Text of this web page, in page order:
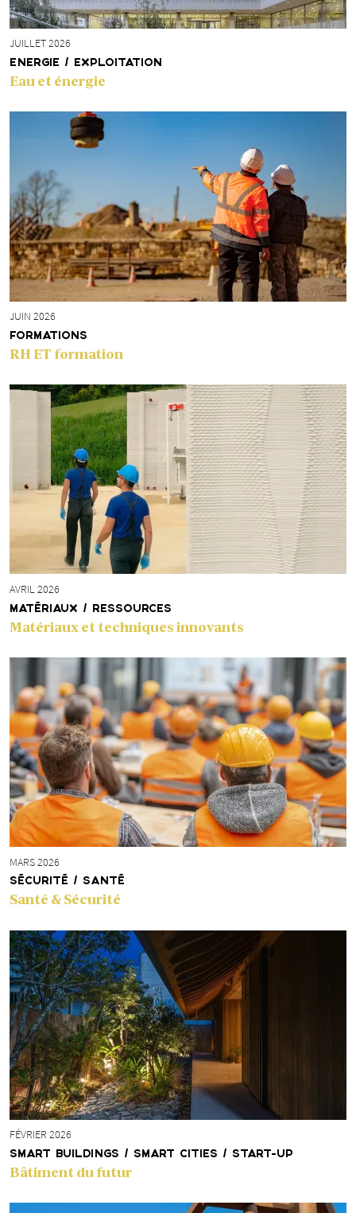
JUILLET 2026
ENERGIE / EXPLOITATION
Eau et énergie
JUIN 2026
FORMATIONS
RH ET formation
AVRIL 2026
MATÉRIAUX / RESSOURCES
Matériaux et techniques innovants
MARS 2026
SÉCURITÉ / SANTÉ
Santé & Sécurité
FÉVRIER 2026
SMART BUILDINGS / SMART CITIES / START-UP
Bâtiment du futur